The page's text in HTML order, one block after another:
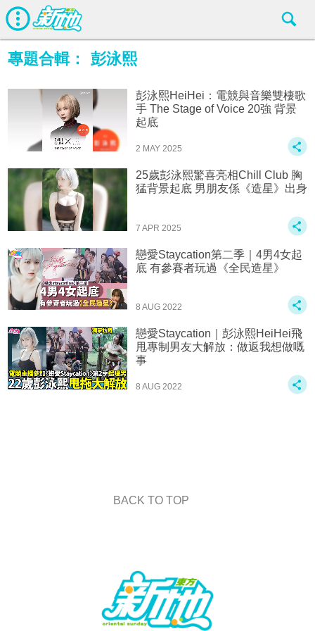
專題合輯： 彭泳熙
彭泳熙HeiHei：電競與音樂雙棲歌
手 The Stage of Voice 20強 背景
起底
2 MAY 2025
25歲彭泳熙驚喜亮相Chill Club 胸
猛背景起底 男朋友係《造星》出身
7 APR 2025
戀愛Staycation第二季｜4男4女起
底 有參賽者玩過《全民造星》
8 AUG 2022
戀愛Staycation｜彭泳熙HeiHei飛
甩專制男友大解放：做返我想做嘅
事
8 AUG 2022
BACK TO TOP